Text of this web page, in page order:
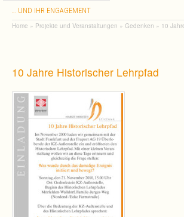
UND IHR ENGAGEMENT
Home » Projekte und Veranstaltungen » Gedenken » 10
10 Jahre Historischer Lehrpfad